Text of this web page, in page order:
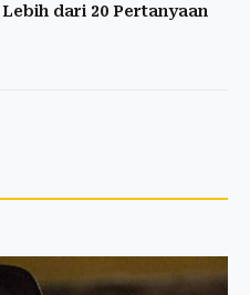
dari 20 Pertanyaan